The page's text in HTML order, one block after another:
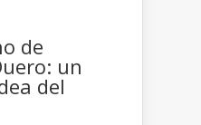
de
un
del